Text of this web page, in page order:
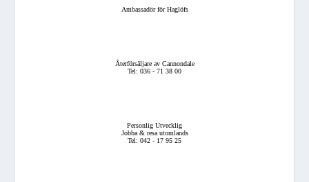
Ambassadör för Haglöfs
Återförsäljare av Cannondale
Tel: 036 - 71 38 00
Personlig Utvecklig
Jobba & resa utomlands
Tel: 042 - 17 95 25